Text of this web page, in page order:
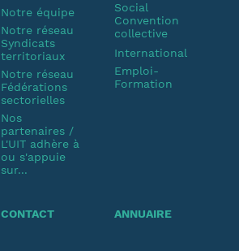
Notre équipe
Notre réseau
Syndicats
territoriaux
Notre réseau
Fédérations
sectorielles
Nos
partenaires /
L'UIT adhère à
ou s'appuie
sur...
Social
Convention
collective
International
Emploi-
Formation
CONTACT ANNUAIRE